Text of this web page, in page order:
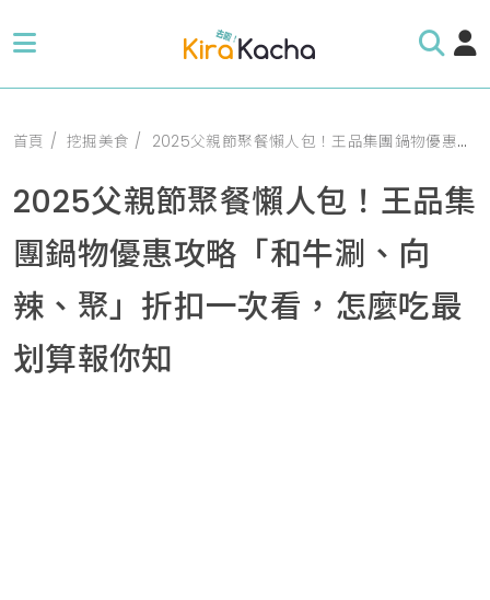
首頁 挖掘美食 2025父親節聚餐懶人包！王品集團鍋物優惠攻略「和牛涮、向辣、聚」折扣一次看，怎麼吃最划算報你知
2025父親節聚餐懶人包！王品集
團鍋物優惠攻略「和牛涮、向
辣、聚」折扣一次看，怎麼吃最
划算報你知